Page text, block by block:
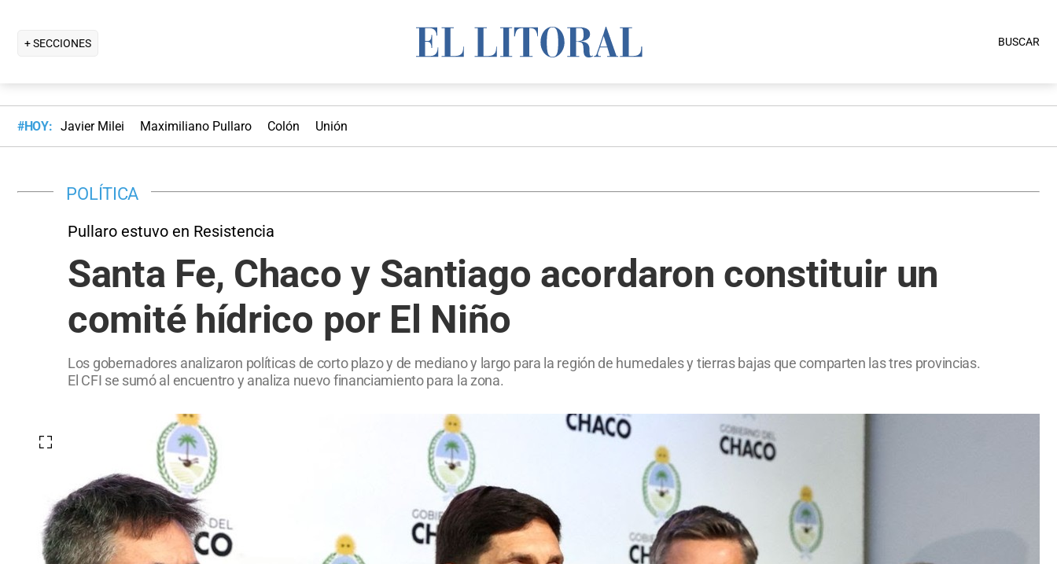
+ SECCIONES BUSCAR
#HOY: Javier Milei Maximiliano Pullaro Colón Unión
POLÍTICA
Pullaro estuvo en Resistencia
Santa Fe, Chaco y Santiago acordaron constituir un
comité hídrico por El Niño
Los gobernadores analizaron políticas de corto plazo y de mediano y largo para la región de humedales y tierras bajas que comparten las tres provincias.
El CFI se sumó al encuentro y analiza nuevo financiamiento para la zona.